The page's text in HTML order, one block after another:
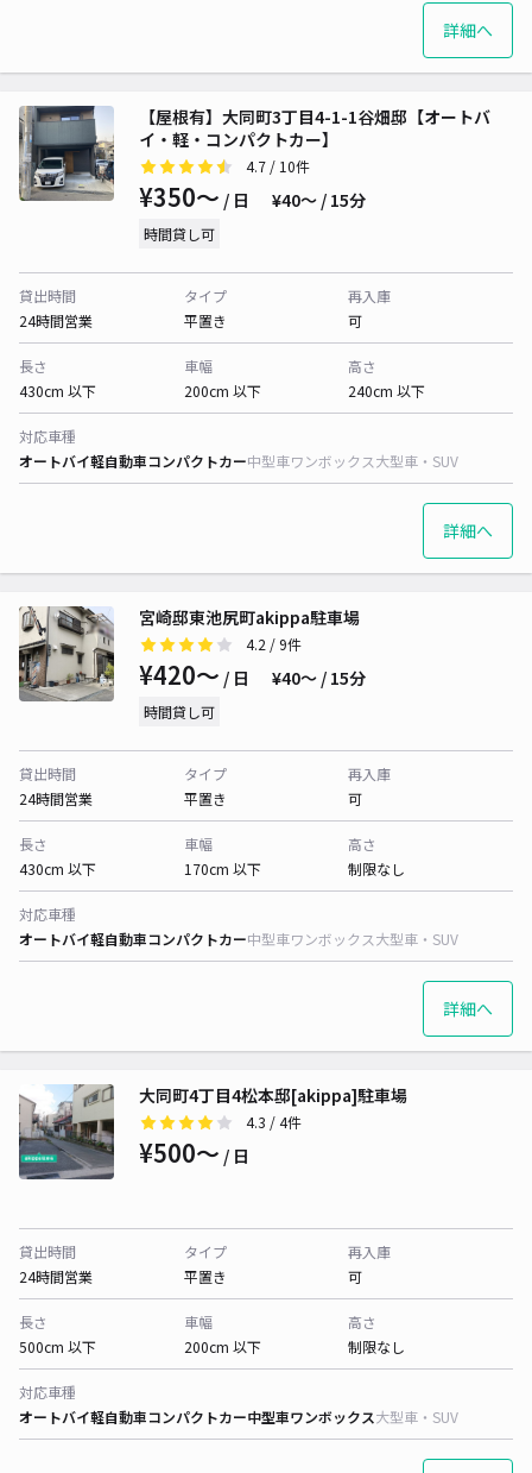
詳細へ
【屋根有】大同町3丁目4-1-1谷畑邸【オートバ
イ・軽・コンパクトカー】
4.7 / 10件
¥350〜 / 日 ¥40〜 / 15分
時間貸し可
貸出時間
24時間営業
タイプ
平置き
再入庫
可
長さ
430cm 以下
車幅
200cm 以下
高さ
240cm 以下
対応車種
オートバイ軽自動車コンパクトカー中型車ワンボックス大型車・SUV
詳細へ
宮崎邸東池尻町akippa駐車場
4.2 / 9件
¥420〜 / 日 ¥40〜 / 15分
時間貸し可
貸出時間
24時間営業
タイプ
平置き
再入庫
可
長さ
430cm 以下
車幅
170cm 以下
高さ
制限なし
対応車種
オートバイ軽自動車コンパクトカー中型車ワンボックス大型車・SUV
詳細へ
大同町4丁目4松本邸[akippa]駐車場
4.3 / 4件
¥500〜 / 日
貸出時間
24時間営業
タイプ
平置き
再入庫
可
長さ
500cm 以下
車幅
200cm 以下
高さ
制限なし
対応車種
オートバイ軽自動車コンパクトカー中型車ワンボックス大型車・SUV